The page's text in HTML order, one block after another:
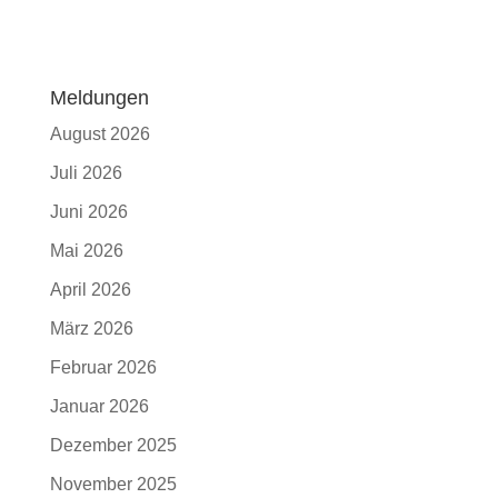
Meldungen
August 2026
Juli 2026
Juni 2026
Mai 2026
April 2026
März 2026
Februar 2026
Januar 2026
Dezember 2025
November 2025